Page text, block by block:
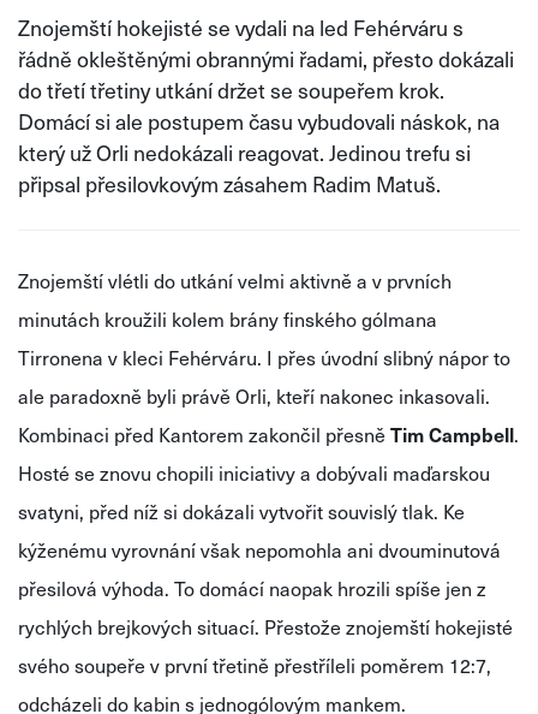
Znojemští hokejisté se vydali na led Fehérváru s
řádně okleštěnými obrannými řadami, přesto dokázali
do třetí třetiny utkání držet se soupeřem krok.
Domácí si ale postupem času vybudovali náskok, na
který už Orli nedokázali reagovat. Jedinou trefu si
připsal přesilovkovým zásahem Radim Matuš.
Znojemští vlétli do utkání velmi aktivně a v prvních
minutách kroužili kolem brány finského gólmana
Tirronena v kleci Fehérváru. I přes úvodní slibný nápor to
ale paradoxně byli právě Orli, kteří nakonec inkasovali.
Kombinaci před Kantorem zakončil přesně Tim Campbell.
Hosté se znovu chopili iniciativy a dobývali maďarskou
svatyni, před níž si dokázali vytvořit souvislý tlak. Ke
kýženému vyrovnání však nepomohla ani dvouminutová
přesilová výhoda. To domácí naopak hrozili spíše jen z
rychlých brejkových situací. Přestože znojemští hokejisté
svého soupeře v první třetině přestříleli poměrem 12:7,
odcházeli do kabin s jednogólovým mankem.